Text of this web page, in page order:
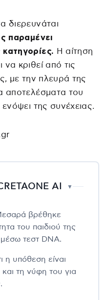
διερευνάται
παραμένει
Η αίτηση
κριθεί από τις
με την πλευρά της
αποτελέσματα του
ενόψει της συνέχειας.
AI ▼
βρέθηκε
του παιδιού της
τεστ DNA.
η υπόθεση είναι
τη νύφη του για